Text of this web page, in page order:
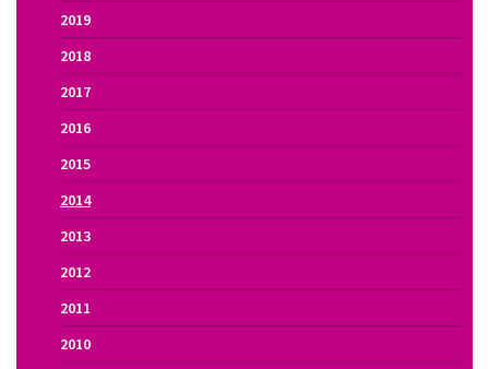
2019
2018
2017
2016
2015
2014
2013
2012
2011
2010